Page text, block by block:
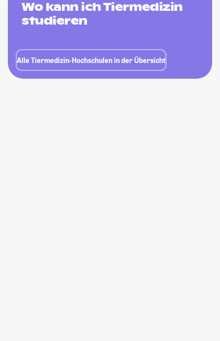
Wo kann ich Tiermedizin
studieren
Alle Tiermedizin-Hochschulen in der Übersicht